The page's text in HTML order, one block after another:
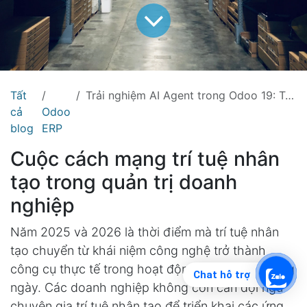
Tất
cả
blog
Odoo
ERP
Trải nghiệm AI Agent trong Odoo 19: Trợ lý trí tuệ nhân tạo cho mọi phòng ban doanh nghiệp
Cuộc cách mạng trí tuệ nhân
tạo trong quản trị doanh
nghiệp
Năm 2025 và 2026 là thời điểm mà trí tuệ nhân
tạo chuyển từ khái niệm công nghệ trở thành
công cụ thực tế trong hoạt động kinh doanh hàng
ngày. Các doanh nghiệp không còn cần đội ngũ
Chat hỗ trợ